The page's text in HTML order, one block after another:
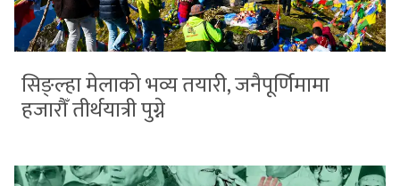
सिङ्ल्हा मेलाको भव्य तयारी, जनैपूर्णिमामा
हजारौँ तीर्थयात्री पुग्ने